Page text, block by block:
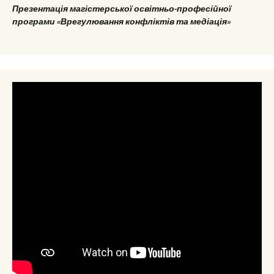
Презентація магістерської освітньо-професійної
програми «Врегулювання конфліктів та медіація»